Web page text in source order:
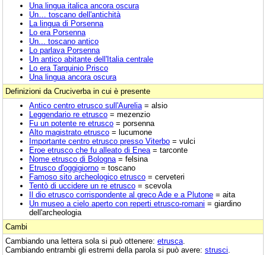
Una lingua italica ancora oscura
Un… toscano dell'antichità
La lingua di Porsenna
Lo era Porsenna
Un... toscano antico
Lo parlava Porsenna
Un antico abitante dell'Italia centrale
Lo era Tarquinio Prisco
Una lingua ancora oscura
Definizioni da Cruciverba in cui è presente
Antico centro etrusco sull'Aurelia = alsio
Leggendario re etrusco = mezenzio
Fu un potente re etrusco = porsenna
Alto magistrato etrusco = lucumone
Importante centro etrusco presso Viterbo = vulci
Eroe etrusco che fu alleato di Enea = tarconte
Nome etrusco di Bologna = felsina
Etrusco d'oggigiorno = toscano
Famoso sito archeologico etrusco = cerveteri
Tentò di uccidere un re etrusco = scevola
Il dio etrusco corrispondente al greco Ade e a Plutone = aita
Un museo a cielo aperto con reperti etrusco-romani = giardino
dell'archeologia
Cambi
Cambiando una lettera sola si può ottenere: etrusca
Cambiando entrambi gli estremi della parola si può avere: strusci